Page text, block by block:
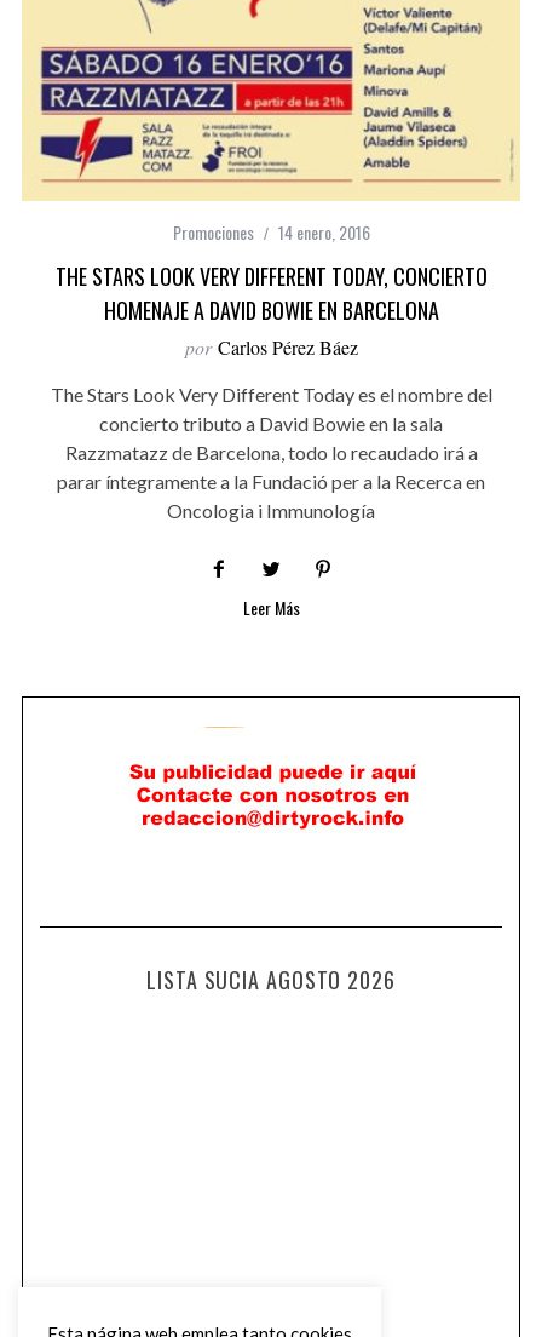
Promociones 14 enero, 2016
THE STARS LOOK VERY DIFFERENT TODAY, CONCIERTO
HOMENAJE A DAVID BOWIE EN BARCELONA
por Carlos Pérez Báez
The Stars Look Very Different Today es el nombre del
concierto tributo a David Bowie en la sala
Razzmatazz de Barcelona, todo lo recaudado irá a
parar íntegramente a la Fundació per a la Recerca en
Oncologia i Immunología
Leer Más
LISTA SUCIA AGOSTO 2026